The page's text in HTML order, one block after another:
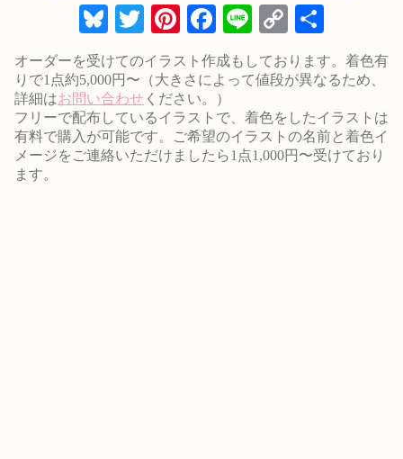
Bluesky
TwitterPinterest
Facebook
LineCopy
Link有
オーダーを受けてのイラスト作成もしております。着色有
りで1点約5,000円〜（大きさによって値段が異なるため、
詳細はお問い合わせ ください。）
フリーで配布しているイラストで、着色をしたイラストは
有料で購入が可能です。ご希望のイラストの名前と着色イ
メージをご連絡いただけましたら1点1,000円〜受けており
ます。